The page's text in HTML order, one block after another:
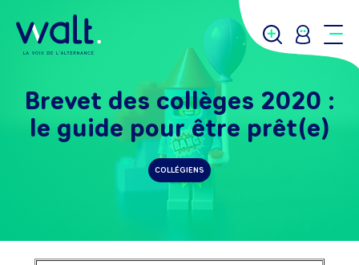
Brevet des collèges 2020 :
le guide pour être prêt(e)
COLLÉGIENS